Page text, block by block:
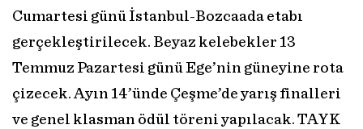
Cumartesi günü İstanbul-Bozcaada etabı
gerçekleştirilecek. Beyaz kelebekler 13
Temmuz Pazartesi günü Ege’nin güneyine rota
çizecek. Ayın 14’ünde Çeşme’de yarış finalleri
ve genel klasman ödül töreni yapılacak. TAYK